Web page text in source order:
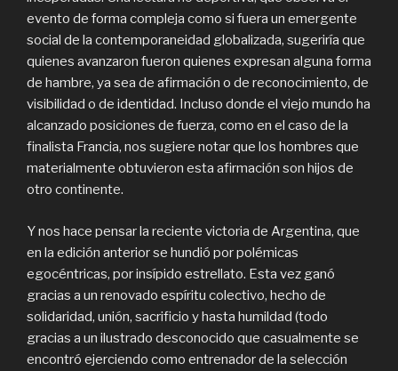
evento de forma compleja como si fuera un emergente
social de la contemporaneidad globalizada, sugeriría que
quienes avanzaron fueron quienes expresan alguna forma
de hambre, ya sea de afirmación o de reconocimiento, de
visibilidad o de identidad. Incluso donde el viejo mundo ha
alcanzado posiciones de fuerza, como en el caso de la
finalista Francia, nos sugiere notar que los hombres que
materialmente obtuvieron esta afirmación son hijos de
otro continente.
Y nos hace pensar la reciente victoria de Argentina, que
en la edición anterior se hundió por polémicas
egocéntricas, por insípido estrellato. Esta vez ganó
gracias a un renovado espíritu colectivo, hecho de
solidaridad, unión, sacrificio y hasta humildad (todo
gracias a un ilustrado desconocido que casualmente se
encontró ejerciendo como entrenador de la selección